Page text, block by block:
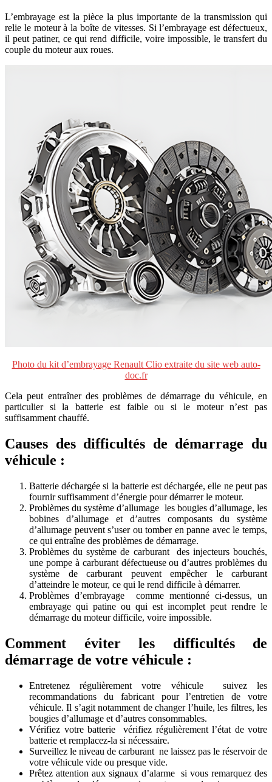
L’embrayage est la pièce la plus importante de la transmission qui
relie le moteur à la boîte de vitesses. Si l’embrayage est défectueux,
il peut patiner, ce qui rend difficile, voire impossible, le transfert du
couple du moteur aux roues.
Photo du kit d’embrayage Renault Clio extraite du site web auto-
doc.fr
Cela peut entraîner des problèmes de démarrage du véhicule, en
particulier si la batterie est faible ou si le moteur n’est pas
suffisamment chauffé.
Causes des difficultés de démarrage du
véhicule :
Batterie déchargée si la batterie est déchargée, elle ne peut pas
fournir suffisamment d’énergie pour démarrer le moteur.
Problèmes du système d’allumage les bougies d’allumage, les
bobines d’allumage et d’autres composants du système
d’allumage peuvent s’user ou tomber en panne avec le temps,
ce qui entraîne des problèmes de démarrage.
Problèmes du système de carburant des injecteurs bouchés,
une pompe à carburant défectueuse ou d’autres problèmes du
système de carburant peuvent empêcher le carburant
d’atteindre le moteur, ce qui le rend difficile à démarrer.
Problèmes d’embrayage comme mentionné ci-dessus, un
embrayage qui patine ou qui est incomplet peut rendre le
démarrage du moteur difficile, voire impossible.
Comment éviter les difficultés de
démarrage de votre véhicule :
Entretenez régulièrement votre véhicule suivez les
recommandations du fabricant pour l’entretien de votre
véhicule. Il s’agit notamment de changer l’huile, les filtres, les
bougies d’allumage et d’autres consommables.
Vérifiez votre batterie vérifiez régulièrement l’état de votre
batterie et remplacez-la si nécessaire.
Surveillez le niveau de carburant ne laissez pas le réservoir de
votre véhicule vide ou presque vide.
Prêtez attention aux signaux d’alarme si vous remarquez des